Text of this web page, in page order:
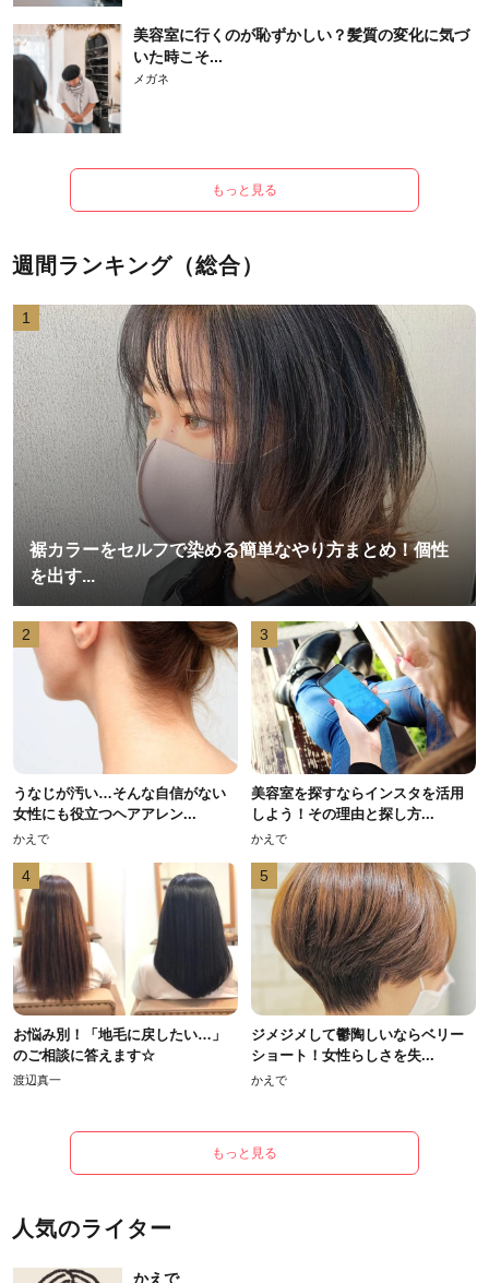
美容室に行くのが恥ずかしい？髪質の変化に気づ
いた時こそ...
メガネ
もっと見る
週間ランキング（総合）
1
裾カラーをセルフで染める簡単なやり方まとめ！個性
を出す...
2
うなじが汚い…そんな自信がない
女性にも役立つヘアアレン...
かえで
3
美容室を探すならインスタを活用
しよう！その理由と探し方...
かえで
4
お悩み別！「地毛に戻したい…」
のご相談に答えます☆
渡辺真一
5
ジメジメして鬱陶しいならベリー
ショート！女性らしさを失...
かえで
もっと見る
人気のライター
かえで